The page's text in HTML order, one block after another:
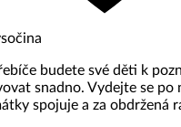
budete své děti k
snadno. Vydejte se po
spojuje a za obdržená